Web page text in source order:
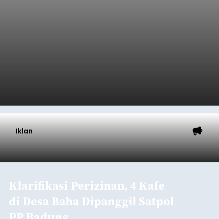
Iklan
Klarifikasi Perizinan, 4 Kafe
di Desa Baha Dipanggil Satpol